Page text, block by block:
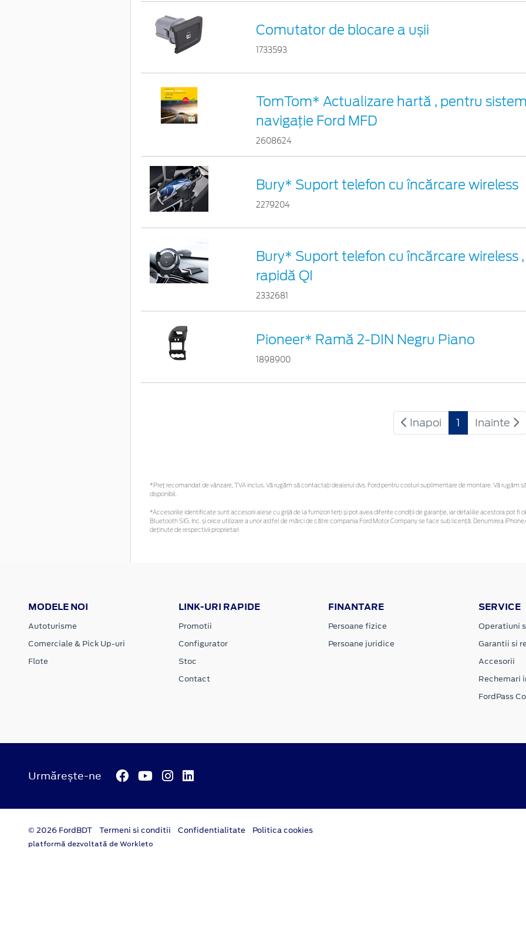
Comutator de blocare a ușii
1733593
TomTom* Actualizare hartă , pentru
navigaţie Ford MFD
2608624
Bury* Suport telefon cu încărcare wireless
2279204
Bury* Suport telefon cu încărcare wireless
rapidă QI
2332681
Pioneer* Ramă 2-DIN Negru Piano
1898900
Inapoi 1 Inainte
*Preţ recomandat de vânzare, TVA inclus. Vă rugăm să contactaţi dealerul dvs. Ford pentru costuri suplimentare de montare. Vă
disponibil.
*Accesoriile identificate sunt accesorii alese cu grijă de la furnizori terți și pot avea diferite condiții de garanție, iar detaliile acestora pot
Bluetooth SIG, Inc. și orice utilizare a unor astfel de mărci de către compania Ford Motor Company se face sub licență. Denumirea
deținute de respectivii proprietari
MODELE NOI
Autoturisme
Comerciale & Pick Up-uri
Flote
LINK-URI RAPIDE
Promotii
Configurator
Stoc
Contact
FINANTARE
Persoane fizice
Persoane juridice
SERVICE
Operatiuni
Garantii si
Accesorii
Rechemari
FordPass
Urmărește-ne
© 2026 FordBDT Termeni si conditii Confidentialitate Politica cookies
platformă dezvoltată de Workleto